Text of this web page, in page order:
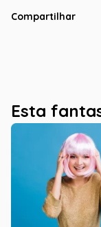
Compartilhar
Esta